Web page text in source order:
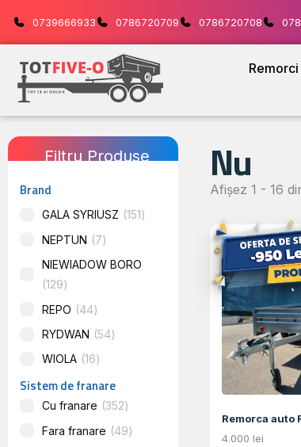
0739666933 0786720709 0786720708
Filtru Produse
Brand
GALA SYRIUSZ
151
NEPTUN
7
NIEWIADOW BORO
129
REPO
44
RYDWAN
54
WIOLA 16
Sistem de franare
Cu franare
352
Fara franare
49
Nu
Afișez 1 - 16
Remorca auto
4.000 lei